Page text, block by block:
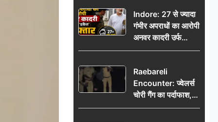
अंतिम दिन, 5100 रुपये
भेजकर कहा– अंतिम
संस्कार कर दीजिए हम
नहीं आ पाएंगे
Indore: 27 से ज्यादा
गंभीर अपराधों का आरोपी
अनवर कादरी उर्फ
‘डकैत’ गिरफ्तार, इंदौर
Raebareli
Encounter: ज्वेलर्स
चोरी गैंग का पर्दाफाश,
पुलिस मुठभेड़ में दो